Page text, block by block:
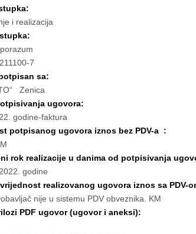
i realizacija
7
sa:
Zenica
ugovora:
godine-faktura
potpisanog ugovora iznos bez PDV-a :
rok realizacije u danima od potpisivanja
godine
realizovanog ugovora iznos sa PDV-
nije u sistemu PDV obveznika. KM
PDF ugovor (ugovor i aneksi):